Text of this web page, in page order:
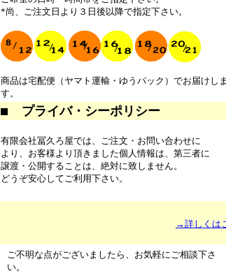
*尚、ご注文日より３日後以降で指定下さい。
商品は宅配便（ヤマト運輸・ゆうパック）でお届けし
す。
プライバ・シーポリシー
有限会社冨久ろ屋では、ご注文・お問い合わせに
より、お客様より頂きました個人情報は、第三者に
譲渡・公開することは、絶対に致しません。
どうぞ安心してご利用下さい。
→詳しくは
ご不明な点がございましたら、お気軽にご相談下さ
い。